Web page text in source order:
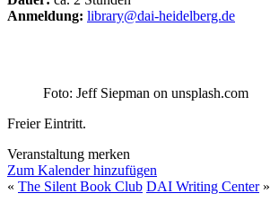
Anmeldung: library@dai-heidelberg.de
Foto: Jeff Siepman on unsplash.com
Freier Eintritt.
Veranstaltung merken
Zum Kalender hinzufügen
« The Silent Book Club DAI Writing Center»